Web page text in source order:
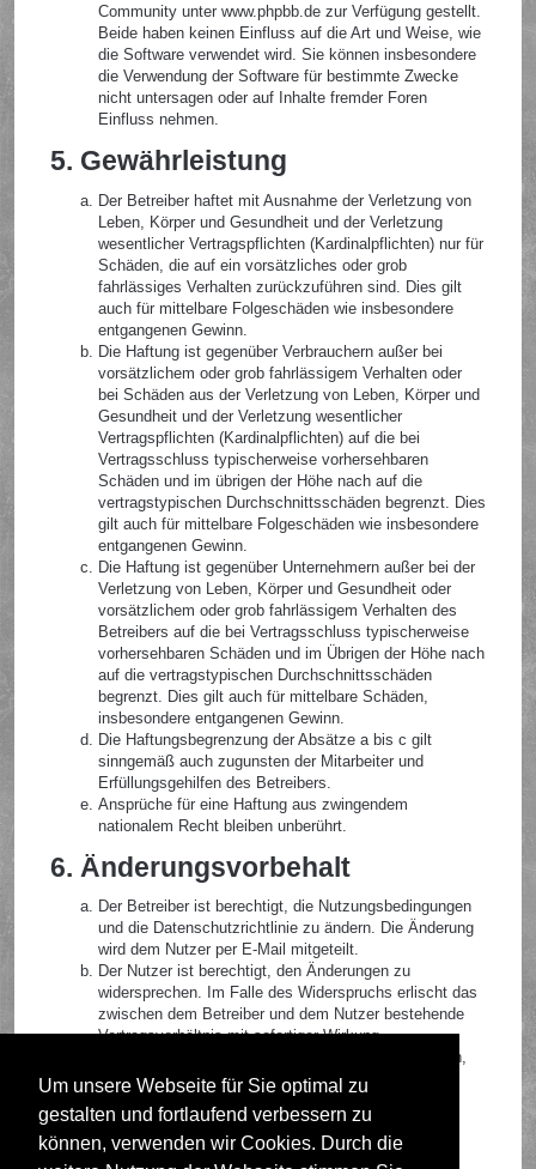
Um unsere Webseite für Sie optimal zu
gestalten und fortlaufend verbessern zu
können, verwenden wir Cookies. Durch die
Community unter www.phpbb.de zur Verfügung gestellt.
Beide haben keinen Einfluss auf die Art und Weise, wie
die Software verwendet wird. Sie können insbesondere
die Verwendung der Software für bestimmte Zwecke
nicht untersagen oder auf Inhalte fremder Foren
Einfluss nehmen.
5. Gewährleistung
Der Betreiber haftet mit Ausnahme der Verletzung von
Leben, Körper und Gesundheit und der Verletzung
wesentlicher Vertragspflichten (Kardinalpflichten) nur für
Schäden, die auf ein vorsätzliches oder grob
fahrlässiges Verhalten zurückzuführen sind. Dies gilt
auch für mittelbare Folgeschäden wie insbesondere
entgangenen Gewinn.
Die Haftung ist gegenüber Verbrauchern außer bei
vorsätzlichem oder grob fahrlässigem Verhalten oder
bei Schäden aus der Verletzung von Leben, Körper und
Gesundheit und der Verletzung wesentlicher
Vertragspflichten (Kardinalpflichten) auf die bei
Vertragsschluss typischerweise vorhersehbaren
Schäden und im übrigen der Höhe nach auf die
vertragstypischen Durchschnittsschäden begrenzt. Dies
gilt auch für mittelbare Folgeschäden wie insbesondere
entgangenen Gewinn.
Die Haftung ist gegenüber Unternehmern außer bei der
Verletzung von Leben, Körper und Gesundheit oder
vorsätzlichem oder grob fahrlässigem Verhalten des
Betreibers auf die bei Vertragsschluss typischerweise
vorhersehbaren Schäden und im Übrigen der Höhe nach
auf die vertragstypischen Durchschnittsschäden
begrenzt. Dies gilt auch für mittelbare Schäden,
insbesondere entgangenen Gewinn.
Die Haftungsbegrenzung der Absätze a bis c gilt
sinngemäß auch zugunsten der Mitarbeiter und
Erfüllungsgehilfen des Betreibers.
Ansprüche für eine Haftung aus zwingendem
nationalem Recht bleiben unberührt.
6. Änderungsvorbehalt
Der Betreiber ist berechtigt, die Nutzungsbedingungen
und die Datenschutzrichtlinie zu ändern. Die Änderung
wird dem Nutzer per E-Mail mitgeteilt.
Der Nutzer ist berechtigt, den Änderungen zu
widersprechen. Im Falle des Widerspruchs erlischt das
zwischen dem Betreiber und dem Nutzer bestehende
Vertragsverhältnis mit sofortiger Wirkung.
Die Änderungen gelten als anerkannt und verbindlich,
wenn der Nutzer den Änderungen zugestimmt hat.
Informationen über den Umgang mit deinen persönlichen
Daten sind in der Datenschutzrichtlinie enthalten.